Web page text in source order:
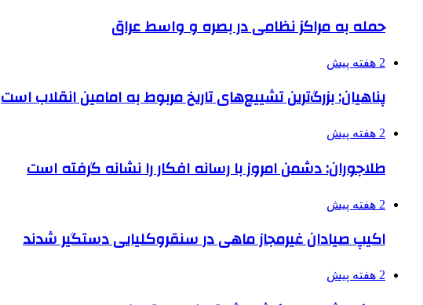
حمله به مراکز نظامی در بصره و واسط عراق
2 هفته پیش
پناهیان: بزرگ‌ترین تشییع‌های تاریخ مربوط به امامین انقلاب است
2 هفته پیش
طلاجوران: دشمن امروز با رسانه افکار را نشانه گرفته است
2 هفته پیش
اکیپ صیادان غیرمجاز ماهی در سنقروکلیایی دستگیر شدند
2 هفته پیش